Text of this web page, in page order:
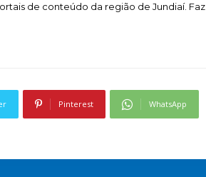
de conteúdo da região de Jundiaí. Faz
Pinterest WhatsApp